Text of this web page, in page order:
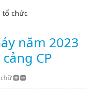
tổ chức
năm 2023
CP
chữ